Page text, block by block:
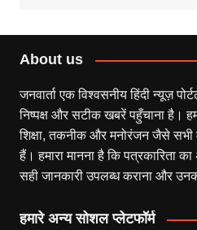
About us
जनवार्ता एक विश्वसनीय हिंदी न्यूज़
निष्पक्ष और सटीक खबरें पहुँचाना है।
शिक्षा, तकनीक और मनोरंजन जैसे सभी
हैं। हमारा मानना है कि पत्रकारिता
सही जानकारी उपलब्ध कराना और
हमारे अन्य सोशल प्लेटफॉर्म